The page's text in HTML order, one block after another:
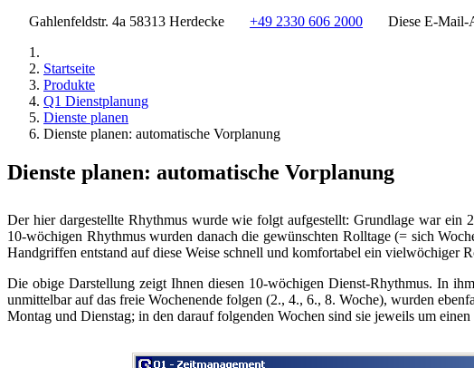
Gahlenfeldstr. 4a 58313 Herdecke
+49 2330 606 2000 Diese E-Mail-
Startseite
Produkte
Q1 Dienstplanung
Dienste planen
Dienste planen: automatische Vorplanung
Dienste planen: automatische Vorplanung
Der hier dargestellte Rhythmus wurde wie folgt aufgestellt: Grundlage war
10-wöchigen Rhythmus wurden danach die gewünschten Rolltage (= sich
Handgriffen entstand auf diese Weise schnell und komfortabel ein vielwöchiger
Die obige Darstellung zeigt Ihnen diesen 10-wöchigen Dienst-Rhythmus. In
unmittelbar auf das freie Wochenende folgen (2., 4., 6., 8. Woche), wurden
Montag und Dienstag; in den darauf folgenden Wochen sind sie jeweils um